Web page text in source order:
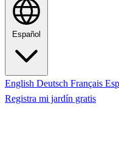
Español
English Deutsch Français
Registra mi jardín gratis